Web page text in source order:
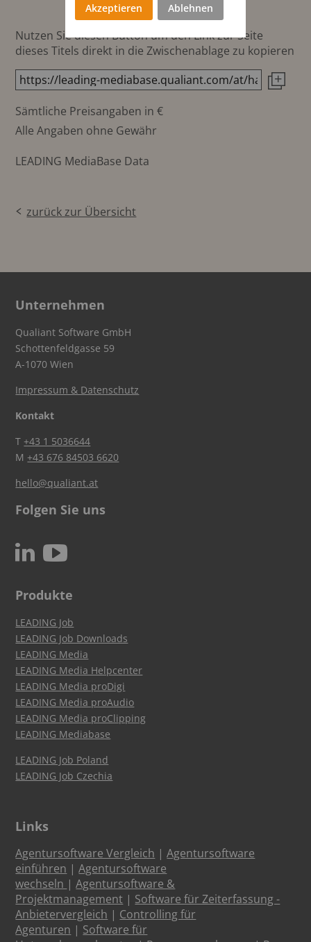
Nutzen Sie diesen Button um den Link zur Seite
dieses Titels direkt in die Zwischenablage zu kopieren
Sämtliche Preisangaben in €
Alle Angaben ohne Gewähr
LEADING MediaBase Data
zurück zur Übersicht
Unternehmen
Qualiant Software GmbH
Schottenfeldgasse 59
A-1070 Wien
Impressum & Datenschutz
Kontakt
T+43 1 5036644
M+43 676 84503 6620
hello@qualiant.at
Folgen Sie uns
N c
Produkte
LEADING Job
LEADING Job Downloads
LEADING Media
LEADING Media Helpcenter
LEADING Media proDigi
LEADING Media proAudio
LEADING Media proClipping
LEADING Mediabase
LEADING Job Poland
LEADING Job Czechia
Links
Agentursoftware Vergleich |Agentursoftware
einführen |Agentursoftware
wechseln |Agentursoftware &
Projektmanagement | Software für Zeiterfassung -
Anbietervergleich | Controlling für
Agenturen | Software für
Akzeptieren Ablehnen